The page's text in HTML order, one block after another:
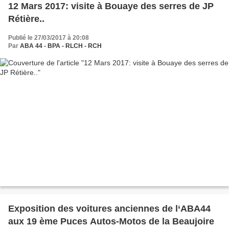
12 Mars 2017: visite à Bouaye des serres de JP
Rétière..
Publié le 27/03/2017 à 20:08
Par ABA 44 - BPA - RLCH - RCH
Exposition des voitures anciennes de l‘ABA44
aux 19 ème Puces Autos-Motos de la Beaujoire